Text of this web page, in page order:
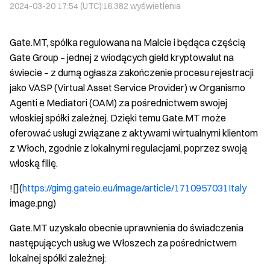
2024-03-20 17:54 (UTC) 16,382 wyświetlenia
Gate.MT, spółka regulowana na Malcie i będąca częścią
Gate Group – jednej z wiodących giełd kryptowalut na
świecie – z dumą ogłasza zakończenie procesu rejestracji
jako VASP (Virtual Asset Service Provider) w Organismo
Agenti e Mediatori (OAM) za pośrednictwem swojej
włoskiej spółki zależnej. Dzięki temu Gate.MT może
oferować usługi związane z aktywami wirtualnymi klientom
z Włoch, zgodnie z lokalnymi regulacjami, poprzez swoją
włoską filię.
![](https://gimg.gateio.eu/image/article/1710957031Italy
image.png)
Gate.MT uzyskało obecnie uprawnienia do świadczenia
następujących usług we Włoszech za pośrednictwem
lokalnej spółki zależnej: